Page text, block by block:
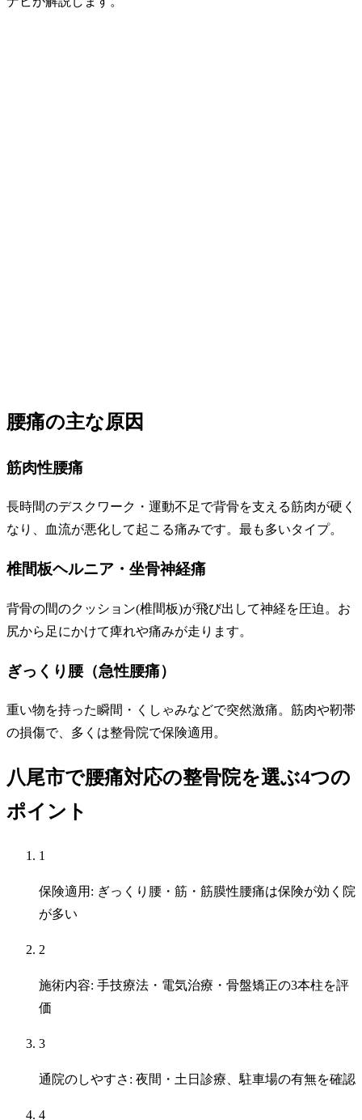
腰痛の主な原因
筋肉性腰痛
長時間のデスクワーク・運動不足で背骨を支える筋肉が硬く
なり、血流が悪化して起こる痛みです。最も多いタイプ。
椎間板ヘルニア・坐骨神経痛
背骨の間のクッション(椎間板)が飛び出して神経を圧迫。お
尻から足にかけて痺れや痛みが走ります。
ぎっくり腰（急性腰痛）
重い物を持った瞬間・くしゃみなどで突然激痛。筋肉や靭帯
の損傷で、多くは整骨院で保険適用。
八尾市で腰痛対応の整骨院を選ぶ4つの
ポイント
1
保険適用: ぎっくり腰・筋・筋膜性腰痛は保険が効く院
が多い
2
施術内容: 手技療法・電気治療・骨盤矯正の3本柱を評
価
3
通院のしやすさ: 夜間・土日診療、駐車場の有無を確認
4